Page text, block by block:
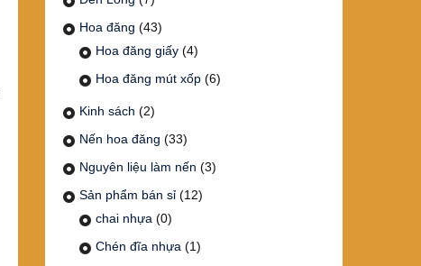
Hoa đăng (43)
Hoa đăng giấy (4)
Hoa đăng mút xốp (6)
Kinh sách (2)
Nến hoa đăng (33)
Nguyên liệu làm nến (3)
Sản phẩm bán sỉ (12)
chai nhựa (0)
Chén đĩa nhựa (1)